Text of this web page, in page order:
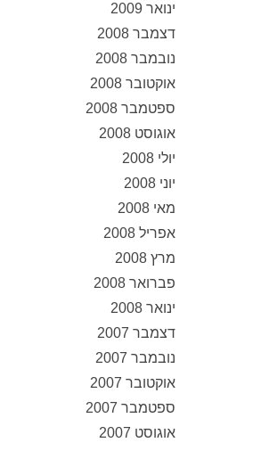
ינואר 2009
דצמבר 2008
נובמבר 2008
אוקטובר 2008
ספטמבר 2008
אוגוסט 2008
יולי 2008
יוני 2008
מאי 2008
אפריל 2008
מרץ 2008
פברואר 2008
ינואר 2008
דצמבר 2007
נובמבר 2007
אוקטובר 2007
ספטמבר 2007
אוגוסט 2007